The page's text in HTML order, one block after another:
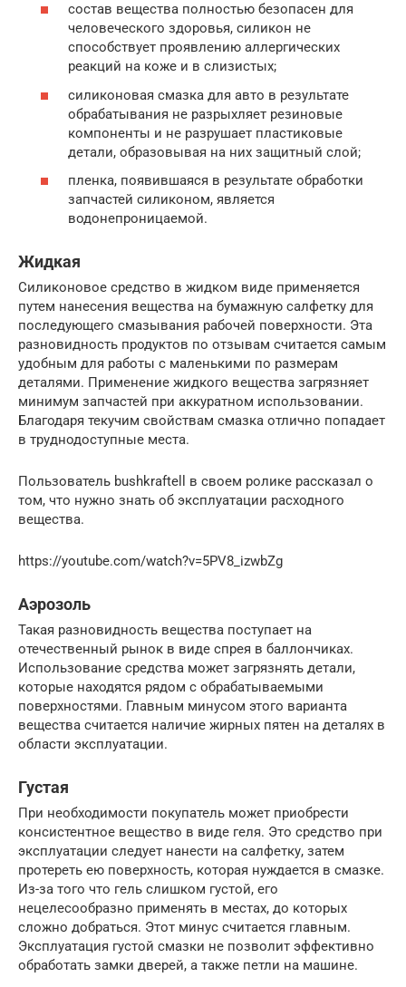
состав вещества полностью безопасен для
человеческого здоровья, силикон не
способствует проявлению аллергических
реакций на коже и в слизистых;
силиконовая смазка для авто в результате
обрабатывания не разрыхляет резиновые
компоненты и не разрушает пластиковые
детали, образовывая на них защитный слой;
пленка, появившаяся в результате обработки
запчастей силиконом, является
водонепроницаемой.
Жидкая
Силиконовое средство в жидком виде применяется
путем нанесения вещества на бумажную салфетку для
последующего смазывания рабочей поверхности. Эта
разновидность продуктов по отзывам считается самым
удобным для работы с маленькими по размерам
деталями. Применение жидкого вещества загрязняет
минимум запчастей при аккуратном использовании.
Благодаря текучим свойствам смазка отлично попадает
в труднодоступные места.
Пользователь bushkraftell в своем ролике рассказал о
том, что нужно знать об эксплуатации расходного
вещества.
https://youtube.com/watch?v=5PV8_izwbZg
Аэрозоль
Такая разновидность вещества поступает на
отечественный рынок в виде спрея в баллончиках.
Использование средства может загрязнять детали,
которые находятся рядом с обрабатываемыми
поверхностями. Главным минусом этого варианта
вещества считается наличие жирных пятен на деталях в
области эксплуатации.
Густая
При необходимости покупатель может приобрести
консистентное вещество в виде геля. Это средство при
эксплуатации следует нанести на салфетку, затем
протереть ею поверхность, которая нуждается в смазке.
Из-за того что гель слишком густой, его
нецелесообразно применять в местах, до которых
сложно добраться. Этот минус считается главным.
Эксплуатация густой смазки не позволит эффективно
обработать замки дверей, а также петли на машине.